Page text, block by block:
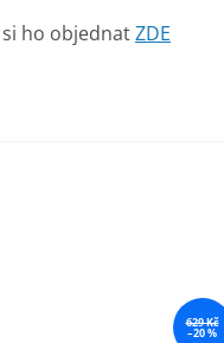
ho objednatZDE
629 Kč
–20 %